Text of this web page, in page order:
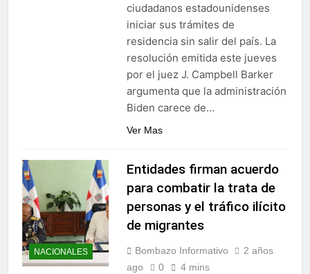
Alejandro Fernández W.
termina gestión en la
Superintendencia de
Bancos
6 Días Ago
ciudadanos estadounidenses
iniciar sus trámites de
residencia sin salir del país. La
resolución emitida este jueves
por el juez J. Campbell Barker
argumenta que la administración
Biden carece de…
Ver Mas
NACIONALES
Entidades firman acuerdo
para combatir la trata de
personas y el tráfico ilícito
de migrantes
Bombazo Informativo
2 años
ago
0 4 mins